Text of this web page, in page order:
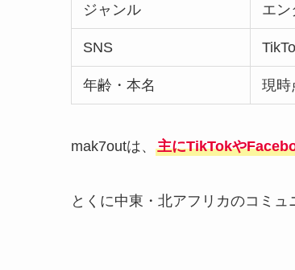
ジャンル エン
SNS
年齢・本名 現時
mak7outは、 主にTikTokや
とくに中東・北アフリカのコミ